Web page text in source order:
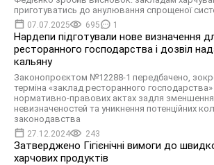
приготуватись до анулювання спрощеної
07.07.2025 695 1
Нардепи підготували нове визначення
ресторанного господарства і дозвіл
кальяну
Законопроєктом №12288-1 передбачено,
терміна «заклад ресторанного господарства»
нормативно-правових актах задля
невизначеностей та уникнення потенційних
законодавства
27.12.2024 243
Затверджено Гігієнічні вимоги до
харчових продуктів